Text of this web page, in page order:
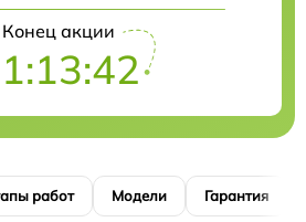
Конец акции
работ Модели Гарантия